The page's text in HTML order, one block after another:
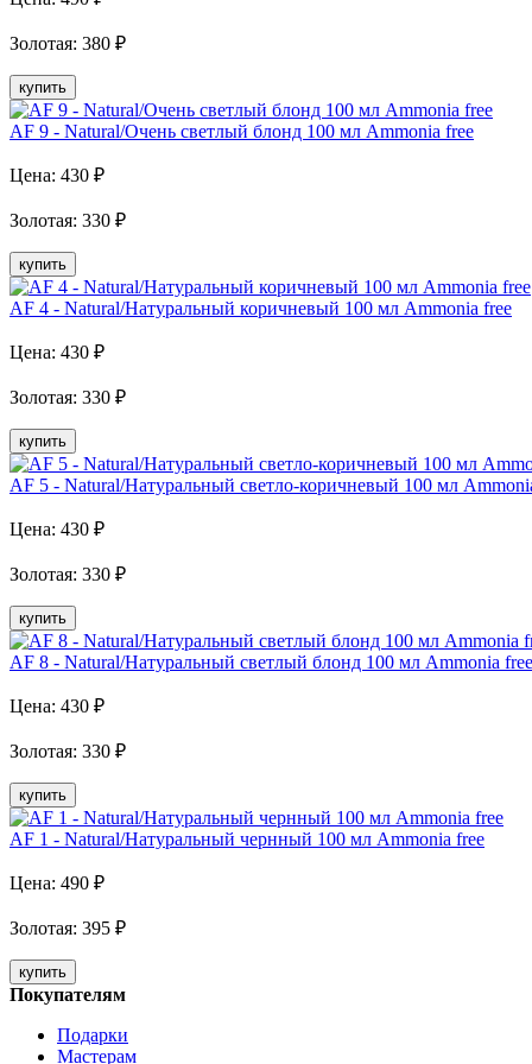
Золотая: 380 ₽
купить
AF 9 - Natural/Очень светлый блонд 100 мл Аmmonia free
Цена: 430 ₽
Золотая: 330 ₽
купить
AF 4 - Natural/Натуральный коричневый 100 мл Аmmonia free
Цена: 430 ₽
Золотая: 330 ₽
купить
AF 5 - Natural/Натуральный светло-коричневый 100 мл
Цена: 430 ₽
Золотая: 330 ₽
купить
AF 8 - Natural/Натуральный светлый блонд 100 мл Аmmonia free
Цена: 430 ₽
Золотая: 330 ₽
купить
AF 1 - Natural/Натуральный чернный 100 мл Аmmonia free
Цена: 490 ₽
Золотая: 395 ₽
купить
Покупателям
Подарки
Мастерам